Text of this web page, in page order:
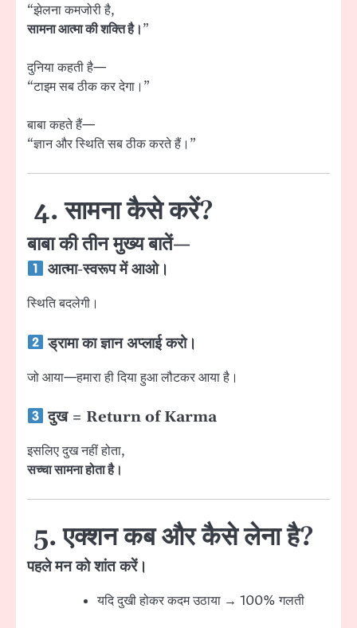
“झेलना कमजोरी है,
सामना आत्मा की शक्ति है।”
दुनिया कहती है—
“टाइम सब ठीक कर देगा।”
बाबा कहते हैं—
“ज्ञान और स्थिति सब ठीक करते हैं।”
4. सामना कैसे करें?
बाबा की तीन मुख्य बातें—
आत्मा-स्वरूप में आओ।
स्थिति बदलेगी।
ड्रामा का ज्ञान अप्लाई करो।
जो आया—हमारा ही दिया हुआ लौटकर आया है।
दुख = Return of Karma
इसलिए दुख नहीं होता,
सच्चा सामना होता है।
5. एक्शन कब और कैसे लेना है?
पहले मन को शांत करें।
यदि दुखी होकर कदम उठाया → 100% गलती